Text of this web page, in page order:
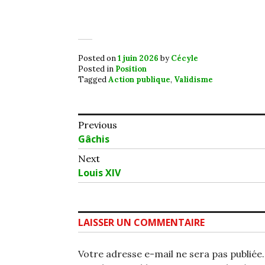
Posted on1 juin 2026 byCécyle
Posted in Position
TaggedAction publique, Validisme
Navigation
de
l’article
Previous
Previous
post:
Gâchis
Next
Next
post:
Louis XIV
LAISSER UN COMMENTAIRE
Votre adresse e-mail ne sera pas publiée.